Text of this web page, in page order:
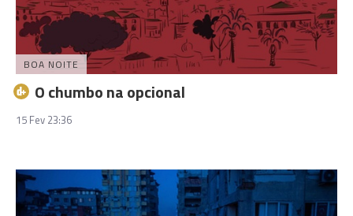
BOA NOITE
O chumbo na opcional
15 Fev 23:36